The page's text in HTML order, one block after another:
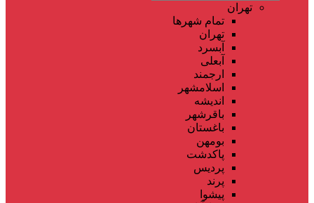
تهران
تمام شهر‌ها
تهران
آبسرد
آبعلی
ارجمند
اسلامشهر
اندیشه
باقرشهر
باغستان
بومهن
پاکدشت
پردیس
پرند
پیشوا